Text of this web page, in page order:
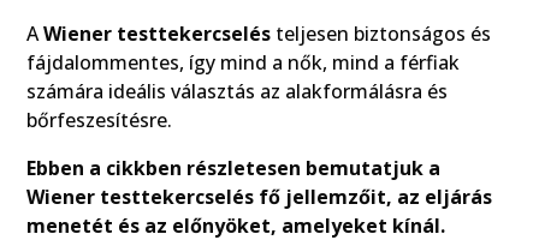
AWiener testtekercselés teljesen biztonságos és
fájdalommentes, így mind a nők, mind a férfiak
számára ideális választás az alakformálásra és
bőrfeszesítésre.
Ebben a cikkben részletesen bemutatjuk a
Wiener testtekercselés fő jellemzőit, az eljárás
menetét és az előnyöket, amelyeket kínál.